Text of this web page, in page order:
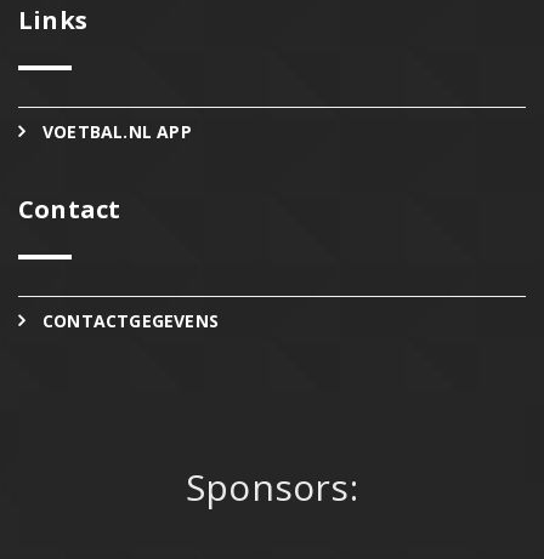
Links
VOETBAL.NL APP
Contact
CONTACTGEGEVENS
Sponsors: